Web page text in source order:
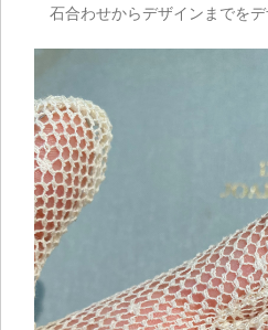
石合わせからデザインまでをデ